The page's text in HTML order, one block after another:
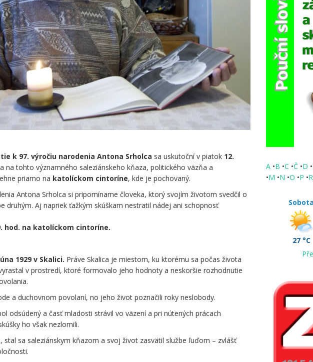
k 97. výročiu narodenia Antona Srholca sa uskutoční v piatok 12.
na tohto významného saleziánskeho kňaza, politického väzňa a
priamo na katolíckom cintoríne, kde je pochovaný.
Antona Srholca si pripomíname človeka, ktorý svojím životom svedčil o
druhým. Aj napriek ťažkým skúškam nestratil nádej ani schopnosť
hod. na katolíckom cintoríne.
1929 v Skalici. Práve Skalica je miestom, ku ktorému sa počas života
v prostredí, ktoré formovalo jeho hodnoty a neskoršie rozhodnutie
a duchovnom povolaní, no jeho život poznačili roky neslobody.
odsúdený a časť mladosti strávil vo väzení a pri nútených prácach
ho však nezlomili.
stal sa saleziánskym kňazom a svoj život zasvätil službe ľuďom – zvlášť
A •B •C •Č •D •
•M •N •O •P •R
Sobota
27 °C